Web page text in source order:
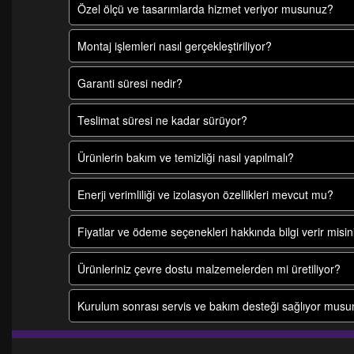
Özel ölçü ve tasarımlarda hizmet veriyor musunuz?
Montaj işlemleri nasıl gerçekleştiriliyor?
Garanti süresi nedir?
Teslimat süresi ne kadar sürüyor?
Ürünlerin bakım ve temizliği nasıl yapılmalı?
Enerji verimliliği ve izolasyon özellikleri mevcut mu?
Fiyatlar ve ödeme seçenekleri hakkında bilgi verir
Ürünleriniz çevre dostu malzemelerden mi üretiliyor?
Kurulum sonrası servis ve bakım desteği sağlıyor